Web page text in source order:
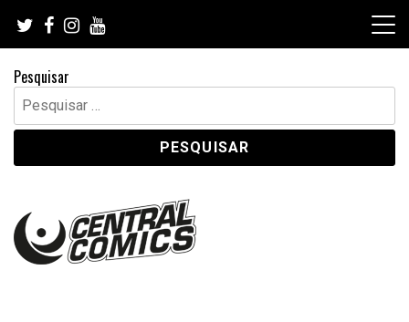
content
Pesquisar
Pesquisar
por: